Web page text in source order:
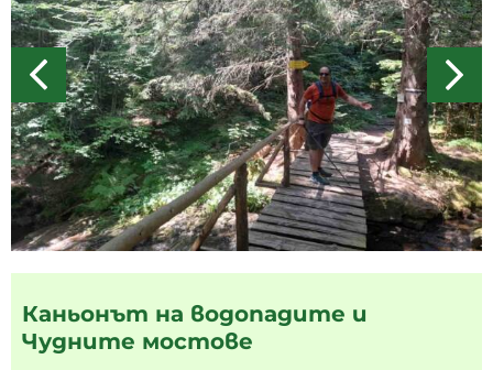
Каньонът на водопадите и
Чудните мостове